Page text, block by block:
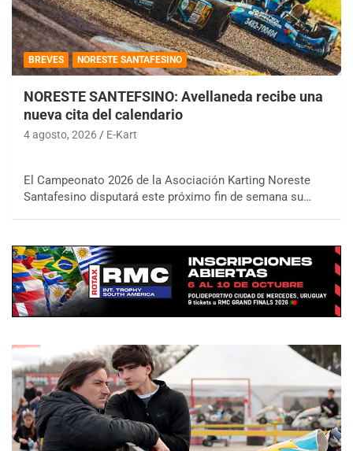
BREVES NORESTE SANTAFESINO
NORESTE SANTEFSINO: Avellaneda recibe una
nueva cita del calendario
4 agosto, 2026 E-Kart
El Campeonato 2026 de la Asociación Karting Noreste
Santafesino disputará este próximo fin de semana su…